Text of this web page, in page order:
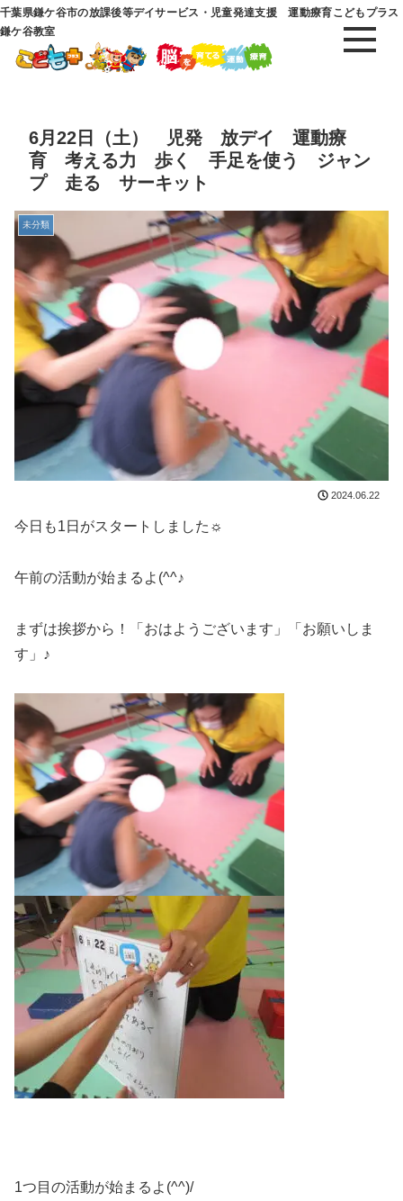
千葉県鎌ケ谷市の放課後等デイサービス・児童発達支援 運動療育こどもプラス
鎌ケ谷教室
6月22日（土） 児発 放デイ 運動療
育 考える力 歩く 手足を使う ジャン
プ 走る サーキット
未分類
2024.06.22
今日も1日がスタートしました☼
午前の活動が始まるよ(^^♪
まずは挨拶から！「おはようございます」「お願いしま
す」♪
1つ目の活動が始まるよ(^^)/